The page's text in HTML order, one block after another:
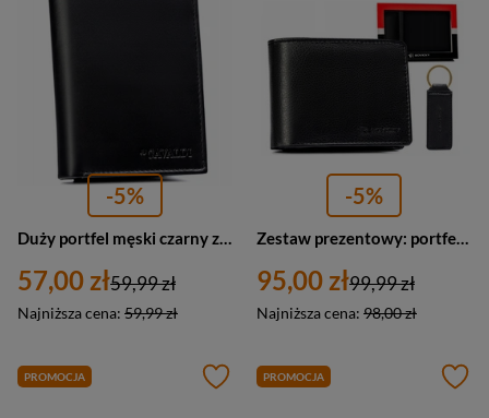
-5%
57,00 zł
Najniższa cena: 59,99 zł
59,99 zł
-5%
95,00 zł
Najniższa cena: 98,00 zł
99,99 zł
PROMOCJA PROMOCJA